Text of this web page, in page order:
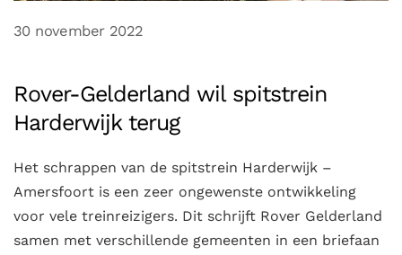
30 november 2022
Rover-Gelderland wil spitstrein
Harderwijk terug
Het schrappen van de spitstrein Harderwijk –
Amersfoort is een zeer ongewenste ontwikkeling
voor vele treinreizigers. Dit schrijft Rover Gelderland
samen met verschillende gemeenten in een briefaan